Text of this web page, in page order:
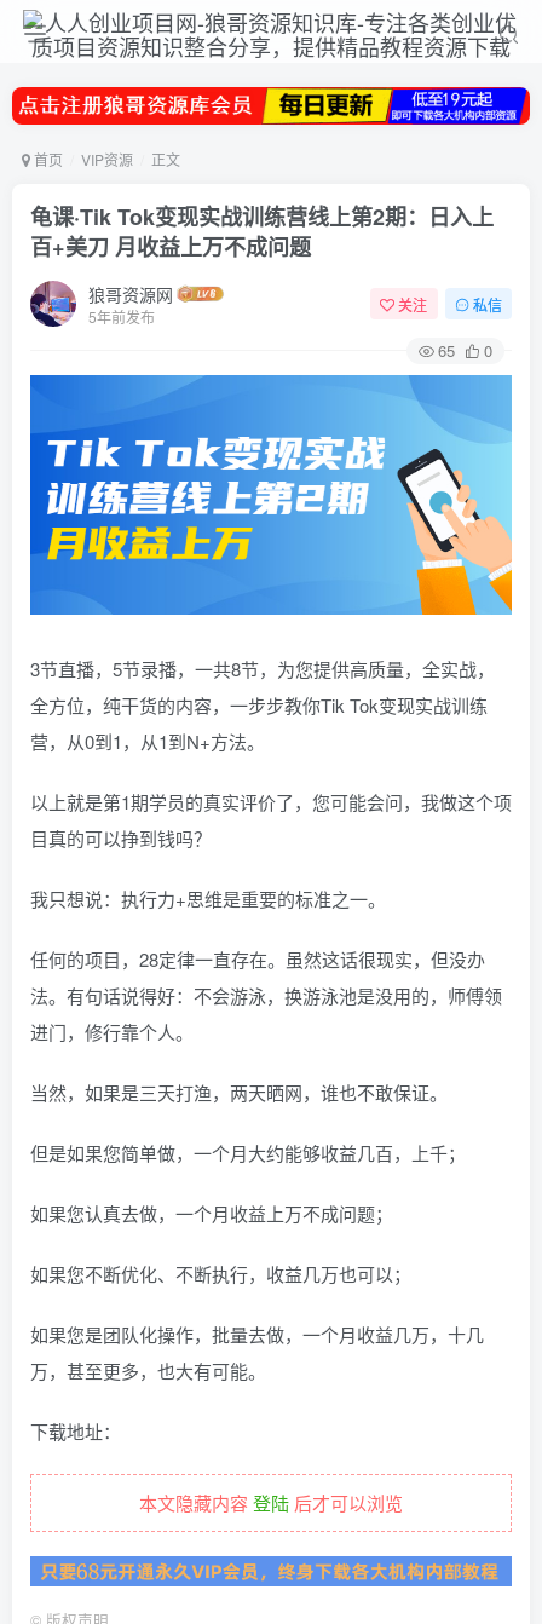
首页 VIP资源 正文
龟课·Tik Tok变现实战训练营线上第2期：日入上
百+美刀 月收益上万不成问题
狼哥资源网
5年前发布
关注 私信
65 0
3节直播，5节录播，一共8节，为您提供高质量，全实战，
全方位，纯干货的内容，一步步教你Tik Tok变现实战训练
营，从0到1，从1到N+方法。
以上就是第1期学员的真实评价了，您可能会问，我做这个项
目真的可以挣到钱吗？
我只想说：执行力+思维是重要的标准之一。
任何的项目，28定律一直存在。虽然这话很现实，但没办
法。有句话说得好：不会游泳，换游泳池是没用的，师傅领
进门，修行靠个人。
当然，如果是三天打渔，两天晒网，谁也不敢保证。
但是如果您简单做，一个月大约能够收益几百，上千；
如果您认真去做，一个月收益上万不成问题；
如果您不断优化、不断执行，收益几万也可以；
如果您是团队化操作，批量去做，一个月收益几万，十几
万，甚至更多，也大有可能。
下载地址：
本文隐藏内容 登陆 后才可以浏览